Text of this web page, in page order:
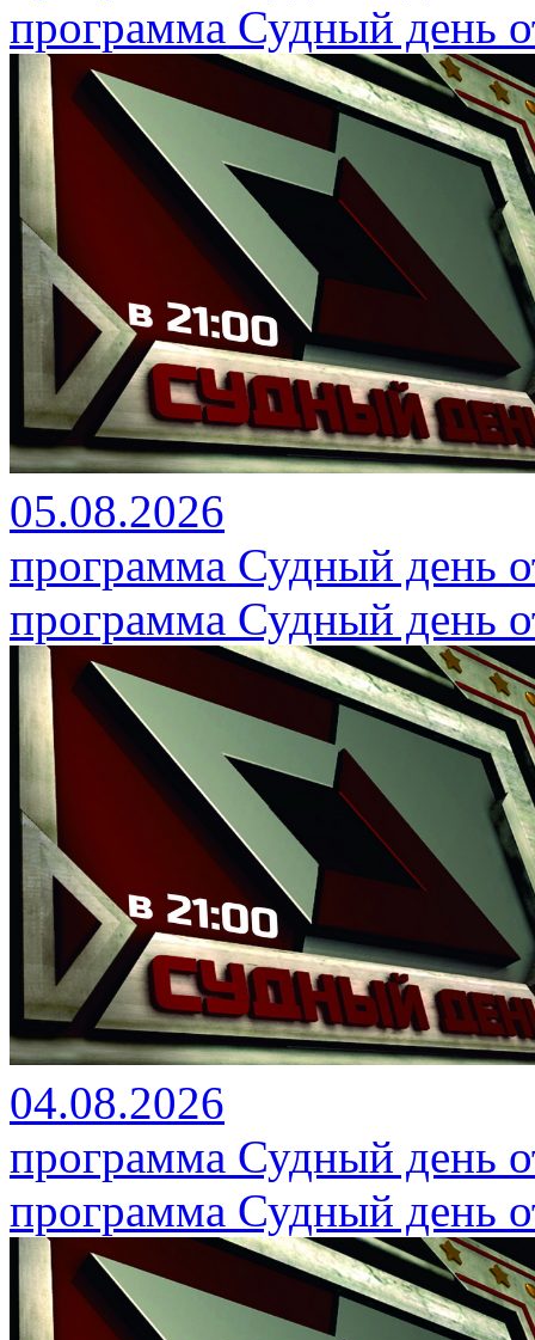
программа Судный день
05.08.2026
программа Судный день
программа Судный день
04.08.2026
программа Судный день
программа Судный день